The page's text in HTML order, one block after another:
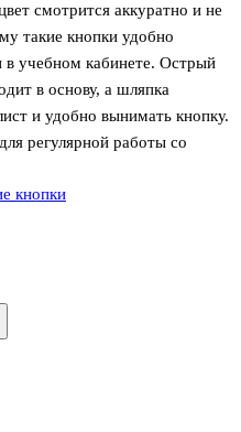
смотрится аккуратно и не
такие кнопки удобно
в учебном кабинете. Острый
в основу, а шляпка
и удобно вынимать кнопку.
регулярной работы со
кнопки